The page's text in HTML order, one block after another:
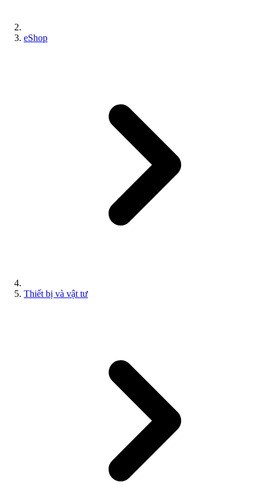
eShop
Thiết bị và vật tư